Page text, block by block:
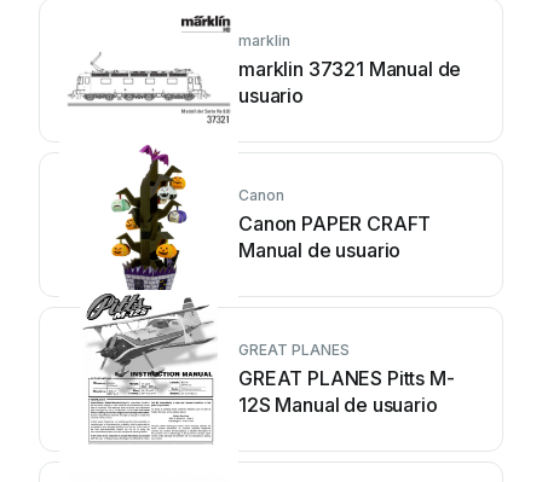
marklin
marklin 37321 Manual de
usuario
Canon
Canon PAPER CRAFT
Manual de usuario
GREAT PLANES
GREAT PLANES Pitts M-
12S Manual de usuario